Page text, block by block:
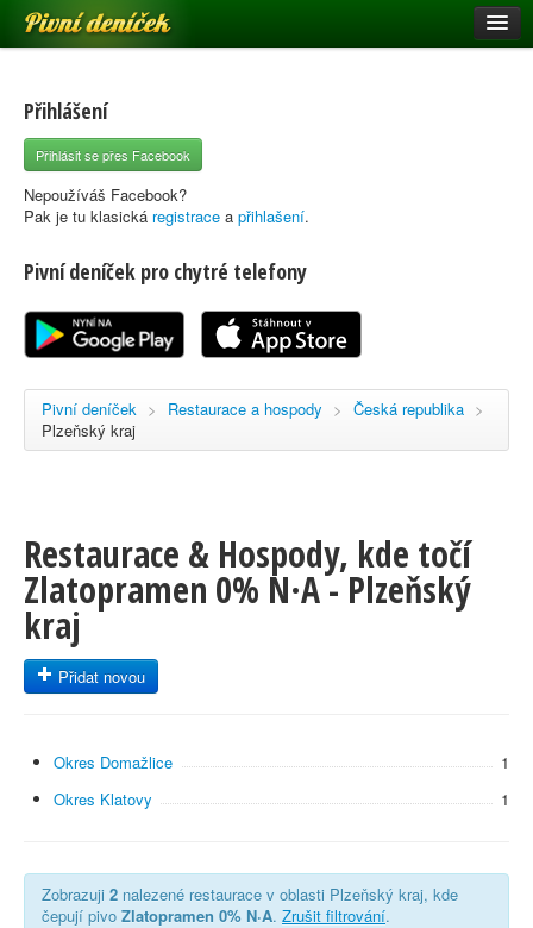
Pivní deníček
Pivní mapa
Pivní značky
Nápověda
Registrace
Přihlášení
Přihlásit se přes Facebook
Nepoužíváš Facebook?
Pak je tu klasická registrace a přihlašení.
Pivní deníček pro chytré telefony
Pivní deníček > Restaurace a hospody > Česká republika >
Plzeňský kraj
Restaurace & Hospody, kde točí
Zlatopramen 0% N·A - Plzeňský
kraj
Přidat novou
Okres Domažlice
1
Okres Klatovy
1
Zobrazuji 2 nalezené restaurace v oblasti Plzeňský kraj, kde
čepují pivo Zlatopramen 0% N·A. Zrušit filtrování.